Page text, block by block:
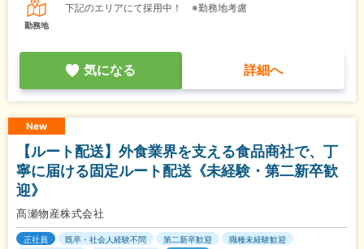
勤務地
下記のエリアにて採用中！ ※勤務地考慮
気になる 詳細へ
New
【ルート配送】外食業界を支える食品商社で、丁
寧に届ける固定ルート配送《未経験・第二新卒歓
迎》
髙瀬物産株式会社
正社員 既卒・社会人経験不問 第二新卒歓迎
職種未経験歓迎